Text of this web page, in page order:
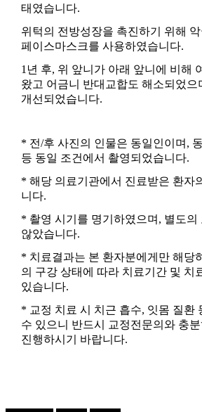
태였습니다.
위턱의 전방성장을 촉진하기 위해
페이스마스크를 사용하였습니다.
1년 후, 위 앞니가 아래 앞니에 비해
왔고 어금니 반대교합도 해소되었으
개선되었습니다.
* 전/후 사진의 인물은 동일인이며,
등 동일 조건에서 촬영되었습니다.
* 해당 의료기관에서 진료받은 환자
니다.
* 촬영 시기를 명기하였으며, 별도의
않았습니다.
* 치료결과는 본 환자분에게만 해당
의 구강 상태에 따라 치료기간 및 치
있습니다.
* 교정 치료 시 치근 흡수, 잇몸 질환
수 있으니 반드시 교정전문의와 충
진행하시기 바랍니다.